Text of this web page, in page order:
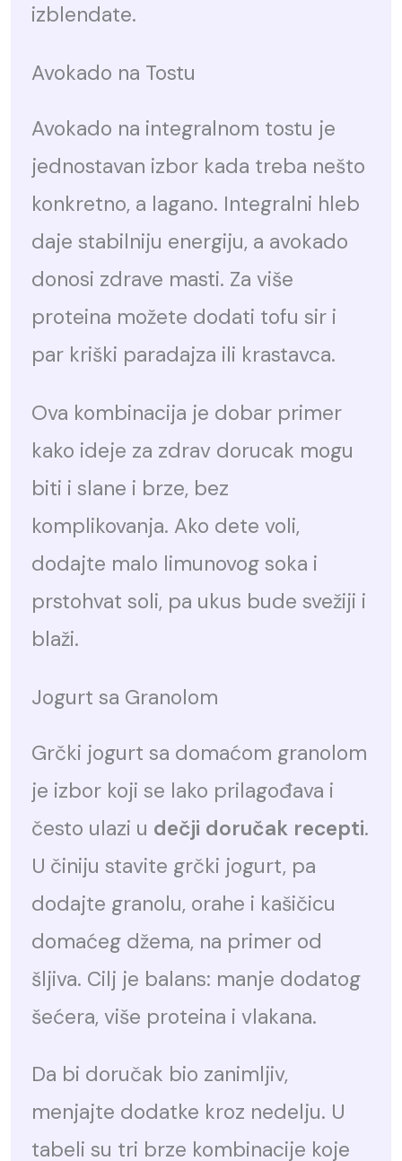
izblendate.
Avokado na Tostu
Avokado na integralnom tostu je
jednostavan izbor kada treba nešto
konkretno, a lagano. Integralni hleb
daje stabilniju energiju, a avokado
donosi zdrave masti. Za više
proteina možete dodati tofu sir i
par kriški paradajza ili krastavca.
Ova kombinacija je dobar primer
kako ideje za zdrav dorucak mogu
biti i slane i brze, bez
komplikovanja. Ako dete voli,
dodajte malo limunovog soka i
prstohvat soli, pa ukus bude svežiji i
blaži.
Jogurt sa Granolom
Grčki jogurt sa domaćom granolom
je izbor koji se lako prilagođava i
često ulazi u dečji doručak recepti.
U činiju stavite grčki jogurt, pa
dodajte granolu, orahe i kašičicu
domaćeg džema, na primer od
šljiva. Cilj je balans: manje dodatog
šećera, više proteina i vlakana.
Da bi doručak bio zanimljiv,
menjajte dodatke kroz nedelju. U
tabeli su tri brze kombinacije koje